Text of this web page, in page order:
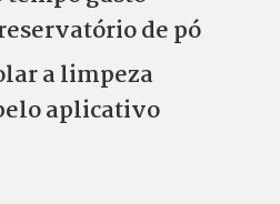
de pó
a limpeza
aplicativo